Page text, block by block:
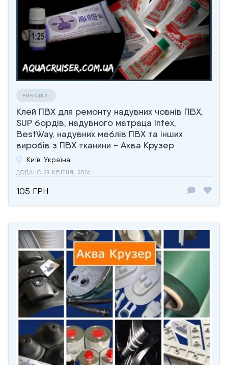
РИБАЛКА
Клей ПВХ для ремонту надувних човнів ПВХ,
SUP бордів, надувного матраца Intex,
BestWay, надувних меблів ПВХ та інших
виробів з ПВХ тканини - Аква Крузер
Київ, Україна
ДОДАНО 29 КВІТНЯ, 2026
105 ГРН